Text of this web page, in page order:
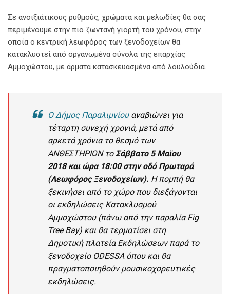
Σε ανοιξιάτικους ρυθμούς, χρώματα και μελωδίες θα σας
περιμένουμε στην πιο ζωντανή γιορτή του χρόνου, στην
οποία ο κεντρική λεωφόρος των ξενοδοχείων θα
κατακλυστεί από οργανωμένα σύνολα της επαρχίας
Αμμοχώστου, με άρματα κατασκευασμένα από λουλούδια.
Ο Δήμος Παραλιμνίουαναβιώνει για
τέταρτη συνεχή χρονιά, μετά από
αρκετά χρόνια το θεσμό των
ΑΝΘΕΣΤΗΡΙΩΝ τοΣάββατο 5 Μαϊου
2018 και ώρα 18:00 στην οδό Πρωταρά
(Λεωφόρος Ξενοδοχείων). Η πομπή θα
ξεκινήσει από το χώρο που διεξάγονται
οι εκδηλώσεις Κατακλυσμού
Αμμοχώστου (πάνω από την παραλία Fig
Tree Bay) και θα τερματίσει στη
Δημοτική πλατεία Εκδηλώσεων παρά το
ξενοδοχείο ODESSA όπου και θα
πραγματοποιηθούν μουσικοχορευτικές
εκδηλώσεις.